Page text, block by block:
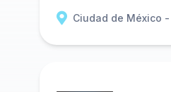
Ciudad de México